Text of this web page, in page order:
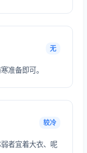
无
准备即可。
较冷
者宜着大衣、呢